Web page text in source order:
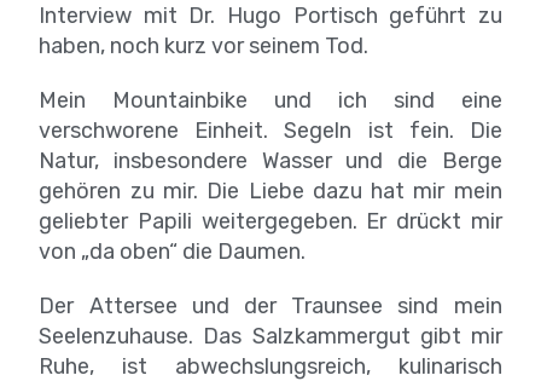
Interview mit Dr. Hugo Portisch geführt zu
haben, noch kurz vor seinem Tod.
Mein Mountainbike und ich sind eine
verschworene Einheit. Segeln ist fein. Die
Natur, insbesondere Wasser und die Berge
gehören zu mir. Die Liebe dazu hat mir mein
geliebter Papili weitergegeben. Er drückt mir
von „da oben“ die Daumen.
Der Attersee und der Traunsee sind mein
Seelenzuhause. Das Salzkammergut gibt mir
Ruhe, ist abwechslungsreich, kulinarisch